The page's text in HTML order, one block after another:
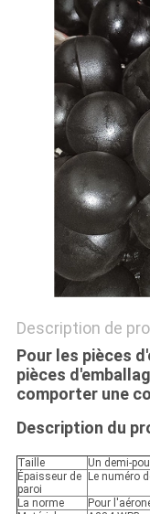
NOUVELLES
TOUS
POLITIQUE
DE
Description de
Pour les pièces
pièces
comporter une
Description du
Taille
Un demi-
Épaisseur de
paroi
Le numéro
La norme
Pour